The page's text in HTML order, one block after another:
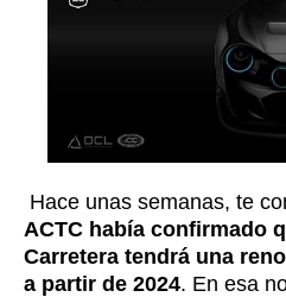
Hace unas semanas, te
ACTC había confirmado
Carretera tendrá una
a partir de 2024. En esa